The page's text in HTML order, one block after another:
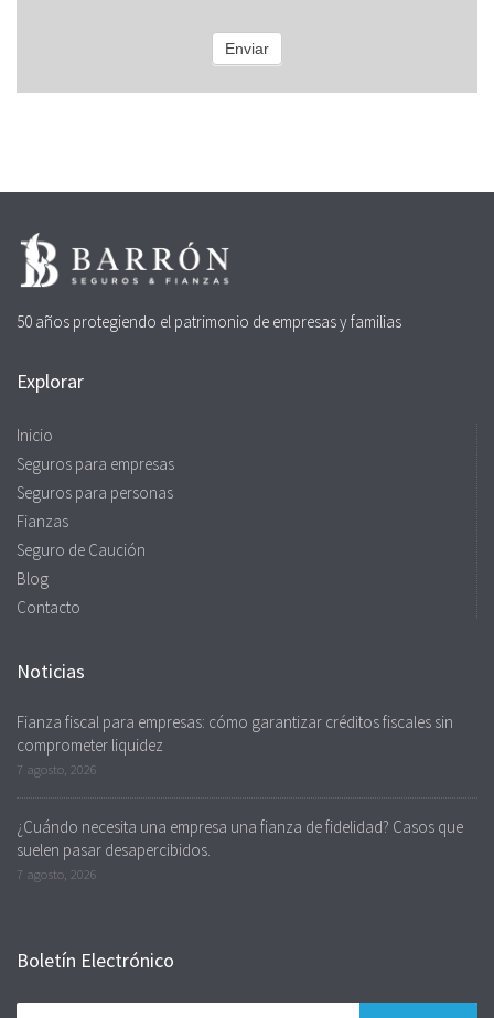
Enviar
50 años protegiendo el patrimonio de empresas y familias
Explorar
Inicio
Seguros para empresas
Seguros para personas
Fianzas
Seguro de Caución
Blog
Contacto
Noticias
Fianza fiscal para empresas: cómo garantizar créditos fiscales sin
comprometer liquidez
7 agosto, 2026
¿Cuándo necesita una empresa una fianza de fidelidad? Casos que
suelen pasar desapercibidos.
7 agosto, 2026
Boletín Electrónico